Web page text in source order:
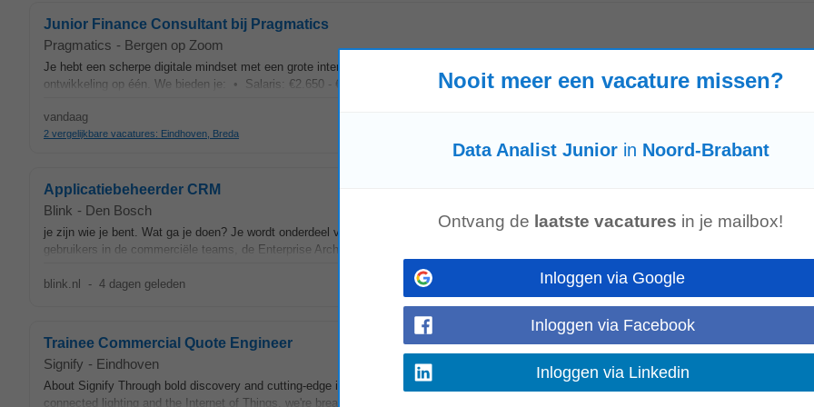
Junior Finance Consultant bij Pragmatics
Pragmatics - Bergen op Zoom
Je hebt een scherpe digitale mindset met een grote interesse in de nieuwste tools, zoals
ontwikkeling op één. We bieden je: • Salaris: €2.650 - €3.850 bruto per maand (o.b.v. 40 uur...
vandaag
2 vergelijkbare vacatures: Eindhoven, Breda
Applicatiebeheerder CRM
Blink - Den Bosch
je zijn wie je bent. Wat ga je doen? Je wordt onderdeel van team & IT en rapporteert aan de Director Information & Data. Je werkt nauw
gebruikers in de commerciële teams, de Enterprise Architect, de Business Analist, de
Laat meer zien
blink.nl - 4 dagen geleden
Trainee Commercial Quote Engineer
Signify - Eindhoven
About Signify Through bold discovery and cutting-edge innovation, we lead an industry that is vital for the future of our planet: lighting. Through
connected lighting and the Internet of Things, we're breaking new ground in
Nooit meer een vacature missen?
Data Analist Juniorin Noord-Brabant
Ontvang de laatste vacatures in je mailbox!
Inloggen via Google
Inloggen via Facebook
Inloggen via Linkedin